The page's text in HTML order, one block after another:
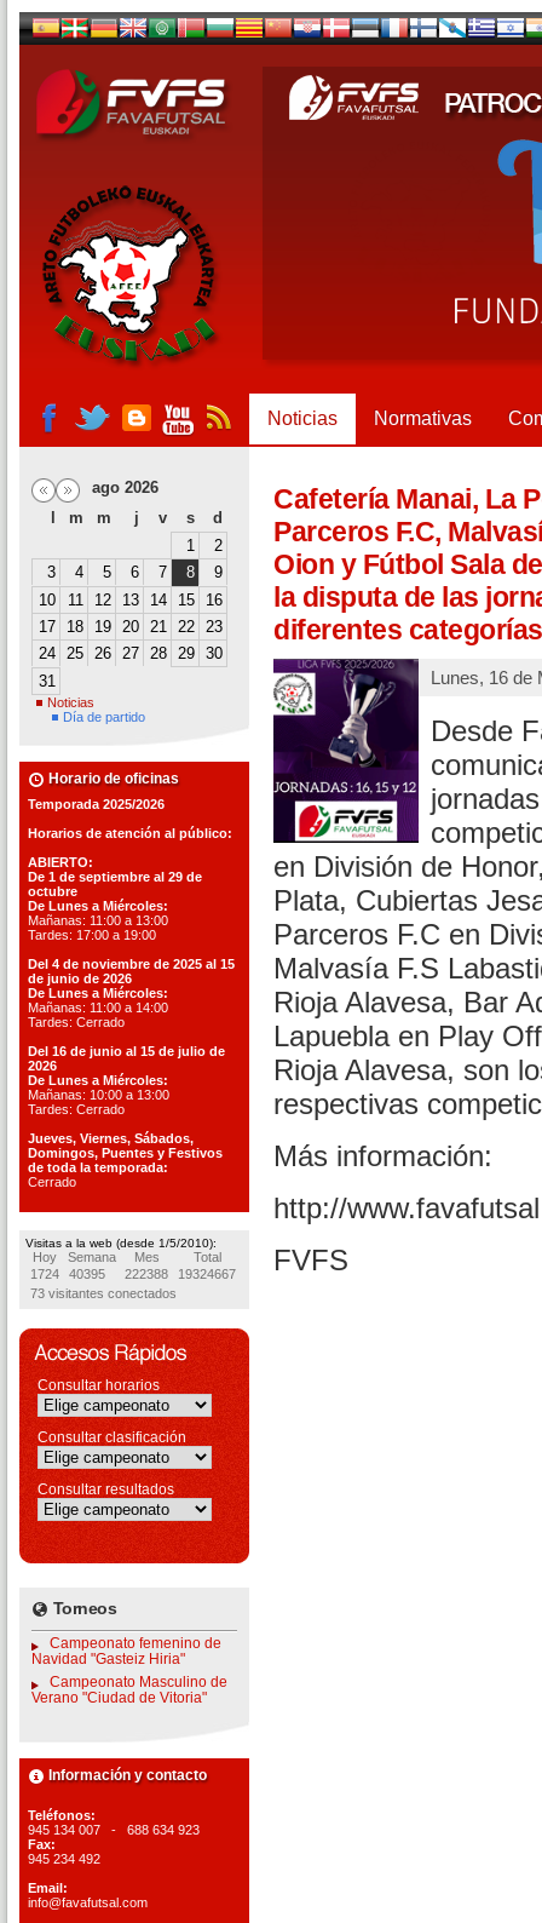
Noticias Normativas
ago 2026
m m j v s
d
1
2
3
4 5 6 7 8
9
10
11 12 13 14 15
16
17
18 19 20 21 22 23
24 25 26 27 28 29 30
31
Noticias
Día de partido
Horario de oficinas
Temporada 2025/2026
Horarios de atención al público:
ABIERTO:
De 1 de septiembre al 29 de
octubre
De Lunes a Miércoles:
Mañanas: 11:00 a 13:00
Tardes: 17:00 a 19:00
Del 4 de noviembre de 2025 al 15
de junio de 2026
De Lunes a Miércoles:
Mañanas: 11:00 a 14:00
Tardes: Cerrado
Del 16 de junio al 15 de julio de
2026
De Lunes a Miércoles:
Mañanas: 10:00 a 13:00
Tardes: Cerrado
Jueves, Viernes, Sábados,
Domingos, Puentes y Festivos
de toda la temporada:
Cerrado
Visitas a la web (desde 1/5/2010):
Hoy Semana Mes
Total
1724
40395 222388
19324667
73 visitantes conectados
Consultar horarios
Consultar clasificación
Consultar resultados
Torneos
Campeonato femenino de
Navidad "Gasteiz Hiria"
Campeonato Masculino de
Verano "Ciudad de Vitoria"
Información y contacto
Teléfonos:
945 134 007 - 688 634 923
Fax:
945 234 492
Email:
info@favafutsal.com
Cafetería Manai, La
Parceros F.C,
Oion y Fútbol Sala
la disputa de las
diferentes
Lunes, 16 de
Desde
en División de
Plata, Cubiertas
Parceros F.C en
Malvasía F.S
Rioja Alavesa, Bar
Lapuebla en Play
Rioja Alavesa, son
respectivas
Más información:
http://
FVFS